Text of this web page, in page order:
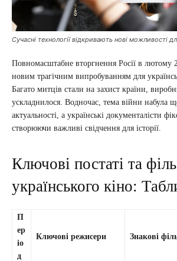
Сучасні технології відкривають нові можливості
Повномасштабне вторгнення Росії в лютому
новим трагічним випробуванням для
Багато митців стали на захист країни,
ускладнилося. Водночас, тема війни набула
актуальності, а українські документалісти
створюючи важливі свідчення для історії.
Ключові постаті та
українського кіно:
П
ер
іо
д
Ключові режисери Знакові